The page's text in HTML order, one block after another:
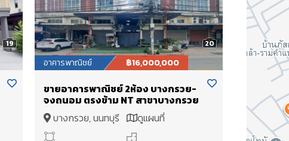
19 20
อาคารพาณิชย์ ฿16,000,000
ขายอาคารพาณิชย์ 2ห้อง บางกรวย-
จงถนอม ตรงข้าม NT สาขาบางกรวย
บางกรวย, นนทบุรี
ดูแผนที่